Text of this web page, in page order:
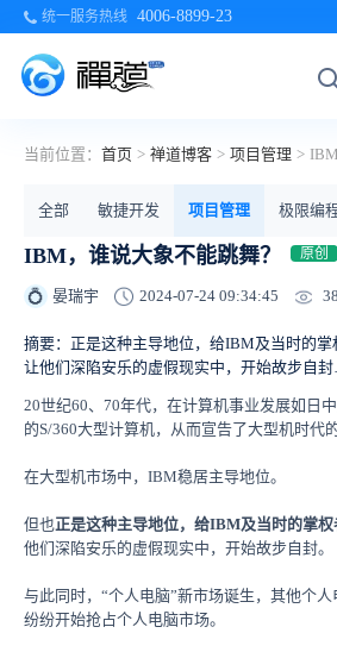
统一服务热线 4006-8899-23
当前位置： 首页 > 禅道博客 > 项目管理 >
全部 敏捷开发 项目管理 极限编
IBM，谁说大象不能跳舞？ 原创
💍 晏瑞宇 2024-07-24 09:34:45
摘要：正是这种主导地位，给IBM及当时的掌
让他们深陷安乐的虚假现实中，开始故步自
20世纪60、70年代，在计算机事业发展如日
的S/360大型计算机，从而宣告了大型机时代的
在大型机市场中，IBM稳居主导地位。
但也正是这种主导地位，给IBM及当时的掌
他们深陷安乐的虚假现实中，开始故步自封。
与此同时，“个人电脑”新市场诞生，其他个人
纷纷开始抢占个人电脑市场。